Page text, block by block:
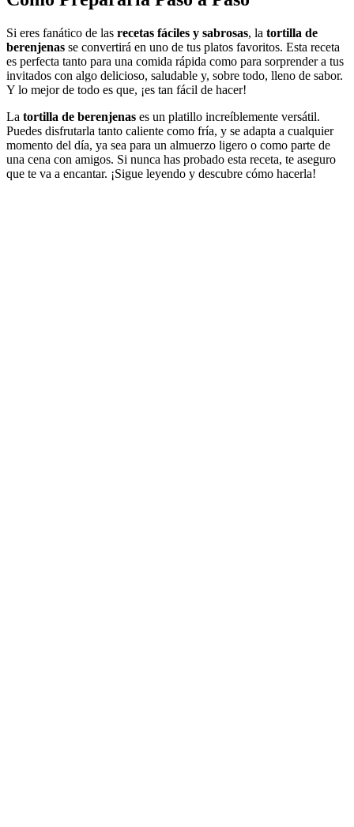
Si eres fanático de las recetas fáciles y sabrosas, la tortilla de
berenjenas se convertirá en uno de tus platos favoritos. Esta receta
es perfecta tanto para una comida rápida como para sorprender a tus
invitados con algo delicioso, saludable y, sobre todo, lleno de sabor.
Y lo mejor de todo es que, ¡es tan fácil de hacer!
La tortilla de berenjenas es un platillo increíblemente versátil.
Puedes disfrutarla tanto caliente como fría, y se adapta a cualquier
momento del día, ya sea para un almuerzo ligero o como parte de
una cena con amigos. Si nunca has probado esta receta, te aseguro
que te va a encantar. ¡Sigue leyendo y descubre cómo hacerla!